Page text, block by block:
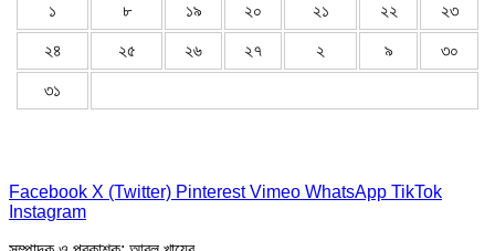
১ ৮ ১৯ ২০ ২১ ২২ ২৩
২৪ ২৫ ২৬ ২৭ ২ ৯ ৩০
৩১
Facebook X (Twitter) Pinterest Vimeo WhatsApp TikTok
Instagram